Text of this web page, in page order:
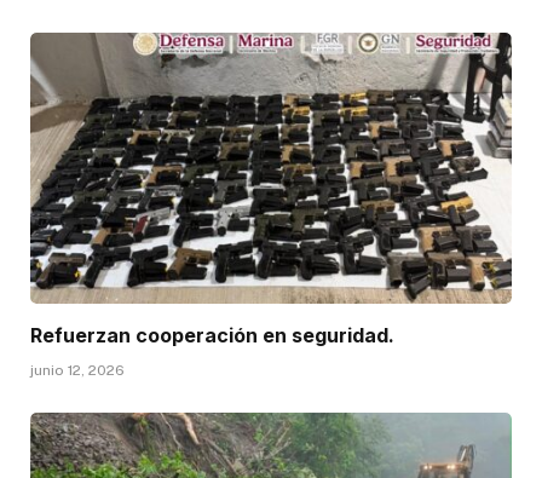
Refuerzan cooperación en seguridad.
junio 12, 2026